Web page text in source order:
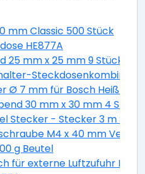
mm Classic 500 Stück
HE877A
25 mm x 25 mm 9 Stück
Ø 7 mm für Bosch
30 mm x 30 mm 4 Stück
Stecker - Stecker 3 m
M4 x 40 mm
g Beutel
für externe Luftzufuhr